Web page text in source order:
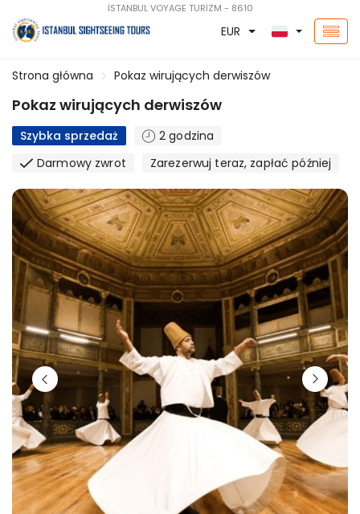
İSTANBUL VOYAGE TURİZM - 8610
EUR
Strona główna Pokaz wirujących derwiszów
Pokaz wirujących derwiszów
Szybka sprzedaż
2 godzina
Darmowy zwrot
Zarezerwuj teraz, zapłać później